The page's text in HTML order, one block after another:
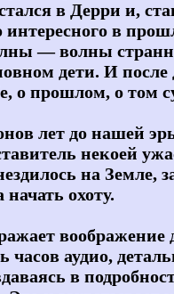
в Дерри и,
интересного в
— волны
дети. И
о прошлом, о том
лет до нашей
некоей
на Земле,
охоту.
воображение
часов аудио,
в